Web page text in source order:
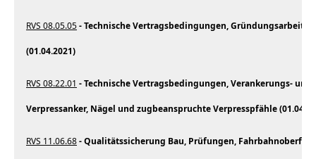
RVS 08.05.05- Technische Vertragsbedingungen,
(01.04.2021)
RVS 08.22.01 - Technische Vertragsbedingungen, Verankerungs-
Verpressanker, Nägel und zugbeanspruchte Verpresspfähle
RVS 11.06.68- Qualitätssicherung Bau, Prüfungen,